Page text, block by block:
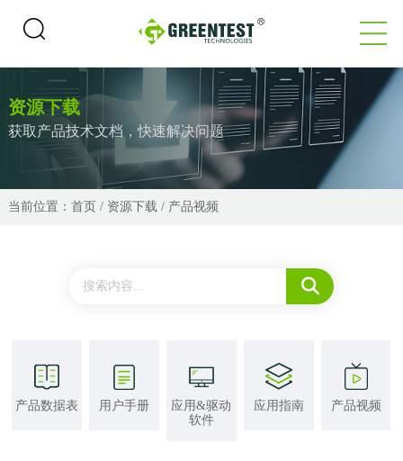
资源下载
获取产品技术文档，快速解决问题
当前位置： 首页 / 资源下载/ 产品视频
产品数据表 用户手册
应用&驱动
软件
应用指南 产品视频